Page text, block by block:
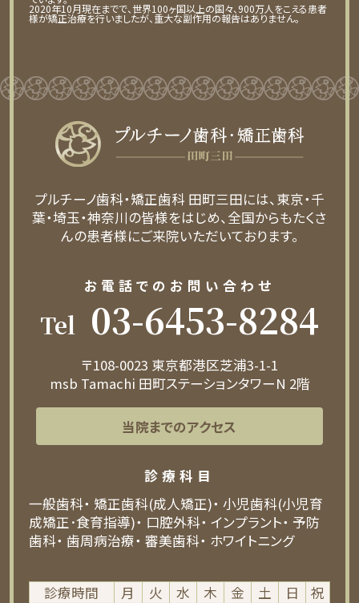
2020年10月現在までで、世界100ヶ国以上の国々、900万人をこえる患者
様が矯正治療を行いましたが、重大な副作用の報告はありません。
プルチーノ歯科・矯正歯科 田町三田には、東京・千
葉・埼玉・神奈川の皆様をはじめ、全国からもたくさ
んの患者様にご来院いただいております。
お電話でのお問い合わせ
Tel 03-6453-8284
〒108-0023 東京都港区芝浦3-1-1
msb Tamachi 田町ステーションタワーN 2階
当院までのアクセス
診療科目
一般歯科 矯正歯科(成人矯正) 小児歯科(小児育
成矯正･食育指導)
口腔外科 インプラント
予防
歯科 歯周病治療 審美歯科 ホワイトニング
診療時間 月 火 水 木 金 土 日
祝